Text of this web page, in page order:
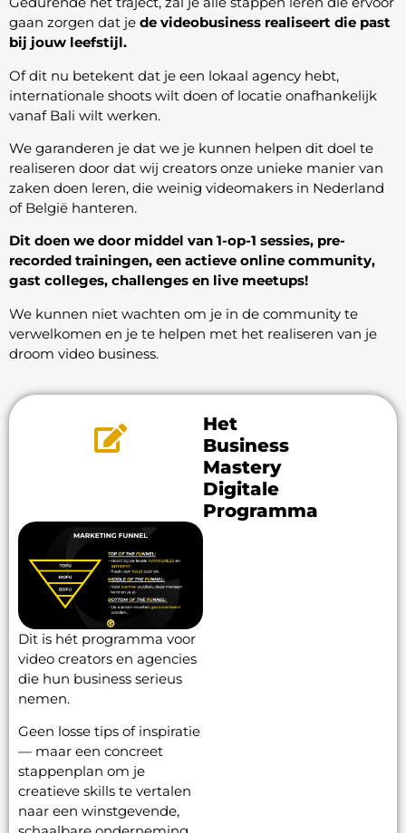
gaan zorgen dat je de videobusiness realiseert die past
bij jouw leefstijl.
Of dit nu betekent dat je een lokaal agency hebt,
internationale shoots wilt doen of locatie onafhankelijk
vanaf Bali wilt werken.
We garanderen je dat we je kunnen helpen dit doel te
realiseren door dat wij creators onze unieke manier van
zaken doen leren, die weinig videomakers in Nederland
of België hanteren.
Dit doen we door middel van 1-op-1 sessies, pre-
recorded trainingen, een actieve online community,
gast colleges, challenges en live meetups!
We kunnen niet wachten om je in de community te
verwelkomen en je te helpen met het realiseren van je
droom video business.
Het
Business
Mastery
Digitale
Programma
Dit is hét programma voor
video creators en agencies
die hun business serieus
nemen.
Geen losse tips of inspiratie
— maar een concreet
stappenplan om je
creatieve skills te vertalen
naar een winstgevende,